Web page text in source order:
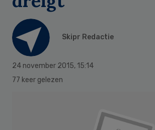
Skipr Redactie
24 november 2015, 15:14
77 keer gelezen